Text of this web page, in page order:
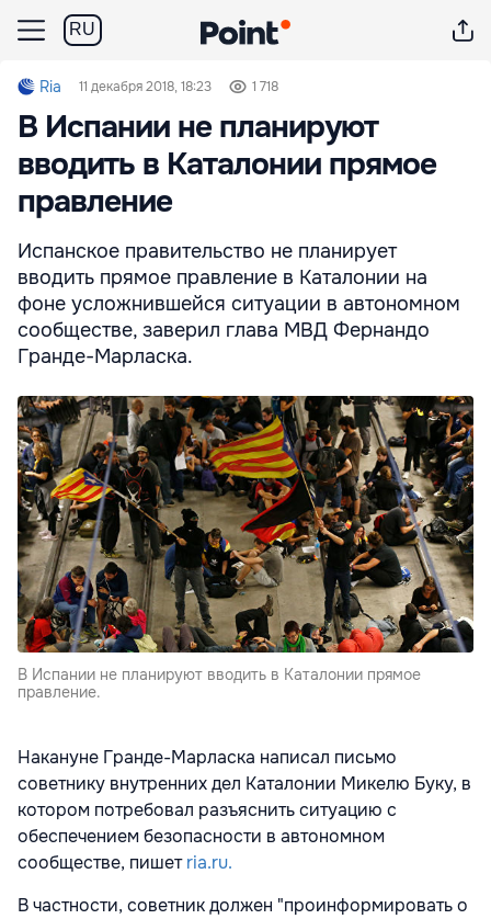
RU
Ria 11 декабря 2018, 18:23 1 718
В Испании не планируют
вводить в Каталонии прямое
правление
Испанское правительство не планирует
вводить прямое правление в Каталонии на
фоне усложнившейся ситуации в автономном
сообществе, заверил глава МВД Фернандо
Гранде-Марласка.
В Испании не планируют вводить в Каталонии прямое
правление.
Накануне Гранде-Марласка написал письмо
советнику внутренних дел Каталонии Микелю Буку, в
котором потребовал разъяснить ситуацию с
обеспечением безопасности в автономном
сообществе, пишетria.ru.
В частности, советник должен "проинформировать о